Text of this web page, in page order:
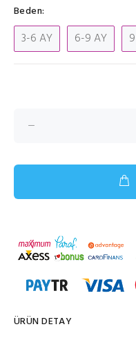
Beden:
3-6 AY 6-9 AY
ÜRÜN DETAY